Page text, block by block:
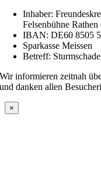
Inhaber:
Felsenbühne Rathen
IBAN: DE60 8505
Sparkasse Meissen
Betreff:
Wir informieren zeitnah
und danken allen
×